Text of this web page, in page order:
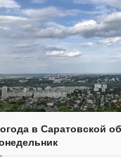
в Саратовской